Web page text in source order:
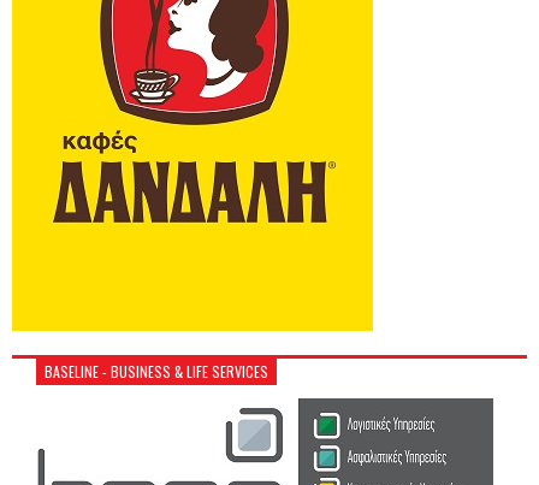
BASELINE - BUSINESS & LIFE SERVICES